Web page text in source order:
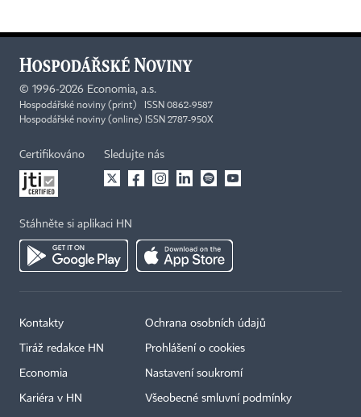
© 1996-2026 Economia, a.s.
Hospodářské noviny (print) ISSN 0862-9587
Hospodářské noviny (online) ISSN 2787-950X
Certifikováno Sledujte nás
Stáhněte si aplikaci HN
Kontakty
Tiráž redakce HN
Economia
Kariéra v HN
Ochrana osobních údajů
Prohlášení o cookies
Nastavení soukromí
Všeobecné smluvní podmínky